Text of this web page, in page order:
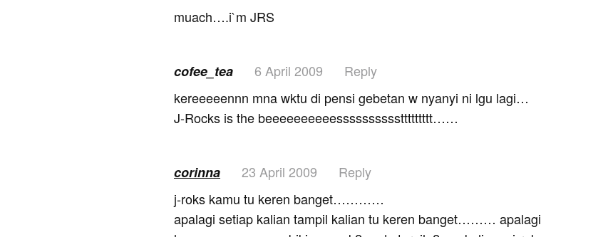
muach….i`m JRS
cofee_tea 6 April 2009
Reply
kereeeeennn mna wktu di pensi gebetan w nyanyi ni lgu lagi…
J-Rocks is the beeeeeeeeeessssssssssttttttttt……
corinna 23 April 2009
Reply
j-roks kamu tu keren banget…………
apalagi setiap kalian tampil kalian tu keren banget……… apalagi